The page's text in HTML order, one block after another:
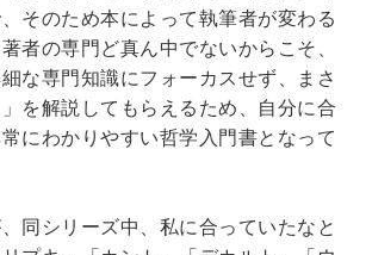
そのため本によって執筆者が変わる
者の専門ど真ん中でないからこそ、
な専門知識にフォーカスせず、まさ
を解説してもらえるため、自分に合
にわかりやすい哲学入門書となって
同シリーズ中、私に合っていたなと